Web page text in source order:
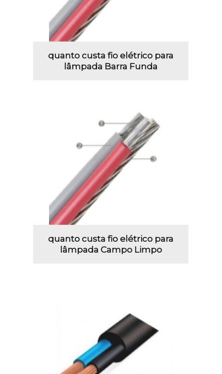
quanto custa fio elétrico para
lâmpada Barra Funda
quanto custa fio elétrico para
lâmpada Campo Limpo